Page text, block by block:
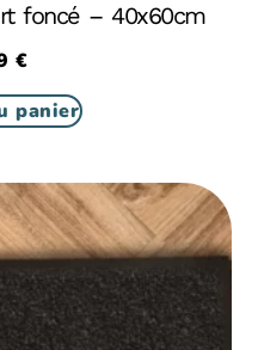
foncé – 40x60cm
€
panier